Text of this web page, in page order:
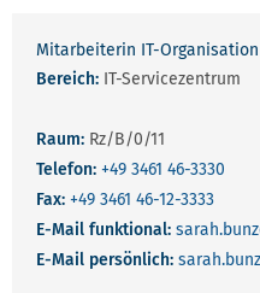
Mitarbeiterin IT-
Bereich: IT-Servicezentrum
Raum: Rz/B/0/11
Telefon: +49 3461 46-3330
Fax: +49 3461 46-12-3333
E-Mail funktional:
E-Mail persönlich: